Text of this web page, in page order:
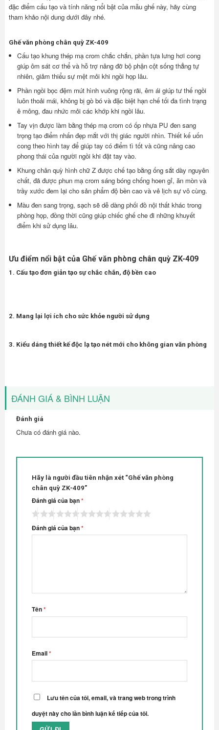
đặc điểm cấu tạo và tính năng nổi bật của mẫu ghế này, hãy cùng
tham khảo nội dung dưới đây nhé.
Ghế văn phòng chân quỳ ZK-409
Cấu tạo khung thép mạ crom chắc chắn, phần tựa lưng hơi cong
giúp ôm sát cơ thể và hỗ trợ nâng đỡ bộ phận cột sống thẳng tự
nhiên, giảm thiểu sự mệt mỏi khi ngồi họp lâu.
Phần ngồi bọc đệm mút hình vuông rộng rãi, êm ái giúp tư thế ngồi
luôn thoải mái, không bị gò bó và đặc biệt hạn chế tối đa tình trạng
ê mông, đau nhức mỏi các khớp khi ngồi lâu.
Tay vịn được làm bằng thép mạ crom có ốp nhựa PU đen sang
trọng tạo điểm nhấn đẹp mắt với thị giác người nhìn. Thiết kế uốn
cong theo hình tay để giúp tay có điểm tì tốt và cũng nâng cao
phong thái của người ngồi khi đặt tay vào.
Khung chân quỳ hình chữ Z được chế tạo bằng ống sắt dày nguyên
chất, đã được phun mạ crom sáng bóng chống hoen gỉ, ăn mòn và
trầy xước đem lại cho sản phẩm độ bền cao và vẻ lịch sự vô cùng.
Màu đen sang trọng, sạch sẽ dễ dàng phối đồ nội thất khác trong
phòng họp, đồng thời cũng giúp chiếc ghế che đi những khuyết
điểm khi sử dụng lâu.
Ưu điểm nổi bật của Ghế văn phòng chân quỳ ZK-409
1. Cấu tạo đơn giản tạo sự chắc chắn, độ bền cao
2. Mang lại lợi ích cho sức khỏe người sử dụng
3. Kiểu dáng thiết kế độc lạ tạo nét mới cho không gian văn phòng
ĐÁNH GIÁ & BÌNH LUẬN
Đánh giá
Chưa có đánh giá nào.
Hãy là người đầu tiên nhận xét “Ghế văn phòng
chân quỳ ZK-409”
Đánh giá của bạn*
Đánh giá của bạn*
Tên*
Email*
Lưu tên của tôi, email, và trang web trong trình
duyệt này cho lần bình luận kế tiếp của tôi.